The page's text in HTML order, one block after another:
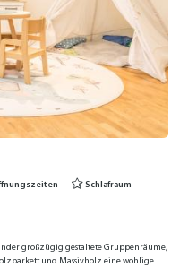
Schlafraum
großzügig gestaltete Gruppenräume,
und Massivholz eine wohlige